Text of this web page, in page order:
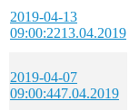
2019-04-13
09:00:2213.04.2019
2019-04-07
09:00:447.04.2019